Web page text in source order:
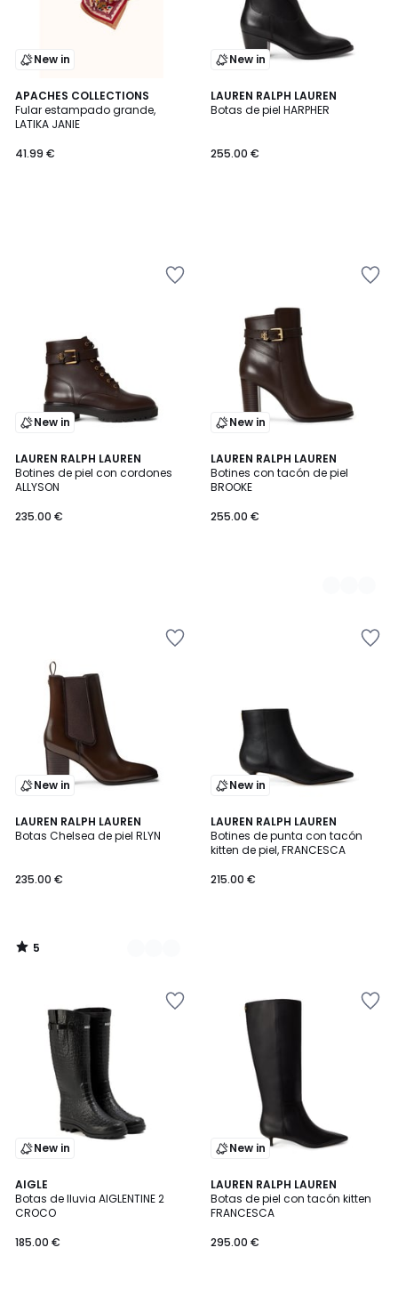
New in
APACHES COLLECTIONS
Fular estampado grande,
LATIKA JANIE
41.99 €
New in
LAUREN RALPH LAUREN
Botas de piel HARPHER
255.00 €
New in
LAUREN RALPH LAUREN
Botines de piel con cordones
ALLYSON
235.00 €
New in
LAUREN RALPH LAUREN
Botines con tacón de piel
BROOKE
255.00 €
2
Colores
New in
LAUREN RALPH LAUREN
Botas Chelsea de piel RLYN
235.00 €
5
/
2
Colores
5
/
New in
LAUREN RALPH LAUREN
Botines de punta con tacón
kitten de piel, FRANCESCA
215.00 €
New in
AIGLE
Botas de lluvia AIGLENTINE 2
CROCO
185.00 €
New in
LAUREN RALPH LAUREN
Botas de piel con tacón kitten
FRANCESCA
295.00 €